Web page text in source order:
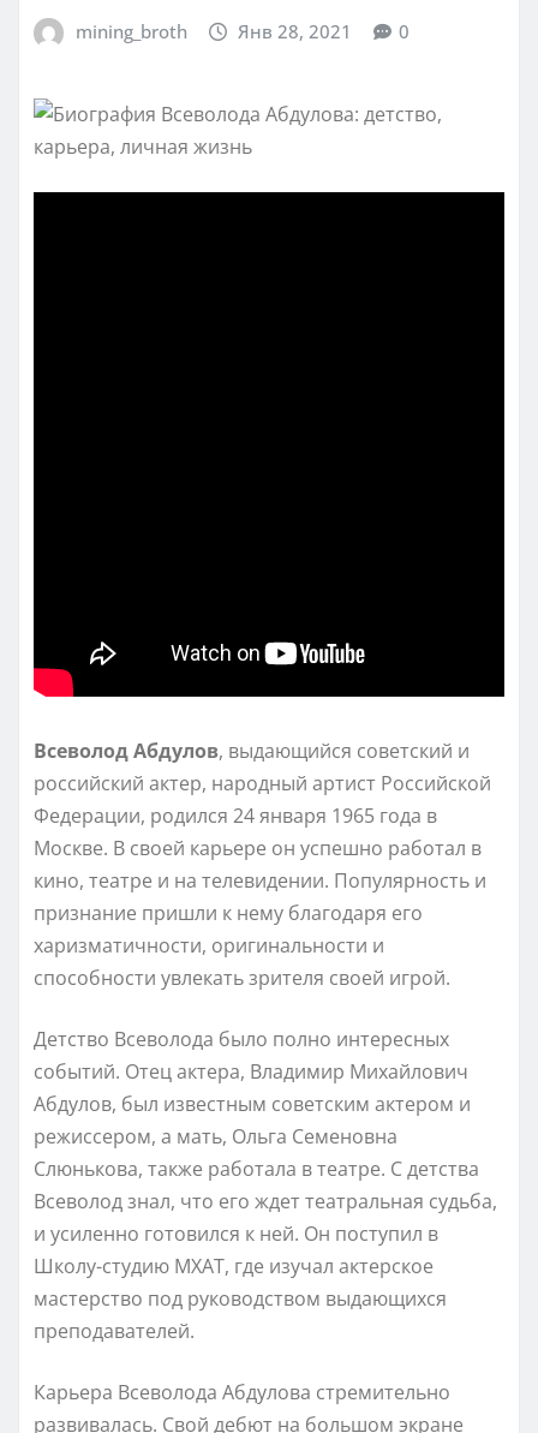
mining_broth Янв 28, 2021 0
Всеволод Абдулов, выдающийся советский и
российский актер, народный артист Российской
Федерации, родился 24 января 1965 года в
Москве. В своей карьере он успешно работал в
кино, театре и на телевидении. Популярность и
признание пришли к нему благодаря его
харизматичности, оригинальности и
способности увлекать зрителя своей игрой.
Детство Всеволода было полно интересных
событий. Отец актера, Владимир Михайлович
Абдулов, был известным советским актером и
режиссером, а мать, Ольга Семеновна
Слюнькова, также работала в театре. С детства
Всеволод знал, что его ждет театральная судьба,
и усиленно готовился к ней. Он поступил в
Школу-студию МХАТ, где изучал актерское
мастерство под руководством выдающихся
преподавателей.
Карьера Всеволода Абдулова стремительно
развивалась. Свой дебют на большом экране